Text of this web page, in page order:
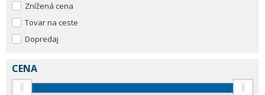
Znížená cena
Tovar na ceste
Dopredaj
CENA